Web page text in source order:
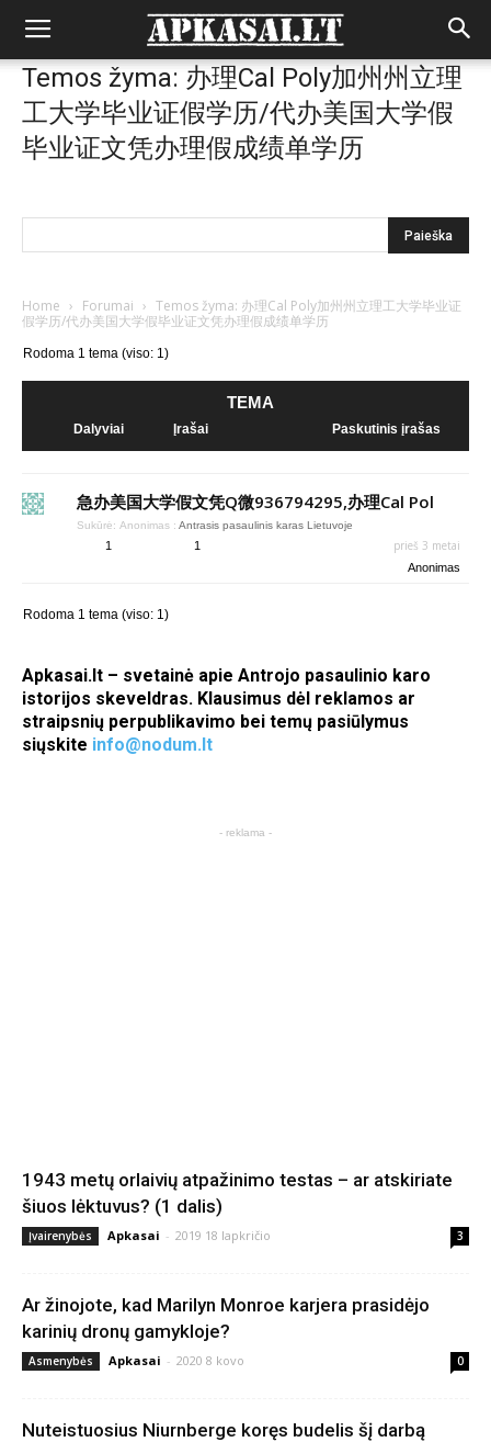
Temos žyma: 办理Cal Poly加州州立理
工大学毕业证假学历/代办美国大学假
毕业证文凭办理假成绩单学历
Home › Forumai › Temos žyma: 办理Cal Poly加州州立理工大学毕业证
假学历/代办美国大学假毕业证文凭办理假成绩单学历
Rodoma 1 tema (viso: 1)
TEMA
Dalyviai Įrašai Paskutinis įrašas
急办美国大学假文凭Q微936794295,办理Cal Pol
Sukūrė: Anonimas : Antrasis pasaulinis karas Lietuvoje
1 1 prieš 3 metai
Anonimas
Rodoma 1 tema (viso: 1)
Apkasai.lt – svetainė apie Antrojo pasaulinio karo
istorijos skeveldras. Klausimus dėl reklamos ar
straipsnių perpublikavimo bei temų pasiūlymus
siųskite info@nodum.lt
- reklama -
1943 metų orlaivių atpažinimo testas – ar atskiriate
šiuos lėktuvus? (1 dalis)
Įvairenybės Apkasai - 2019 18 lapkričio 3
Ar žinojote, kad Marilyn Monroe karjera prasidėjo
karinių dronų gamykloje?
Asmenybės Apkasai - 2020 8 kovo 0
Nuteistuosius Niurnberge koręs budelis šį darbą